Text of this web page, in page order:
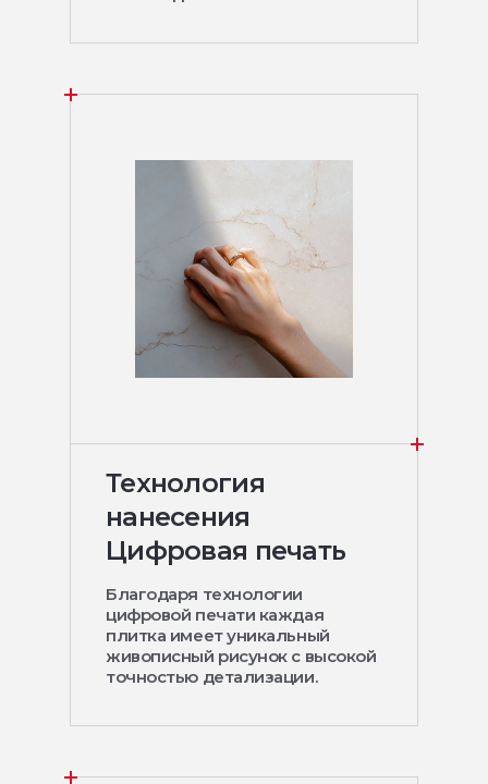
Технология
нанесения
Цифровая печать
Благодаря технологии
цифровой печати каждая
плитка имеет уникальный
живописный рисунок с высокой
точностью детализации.